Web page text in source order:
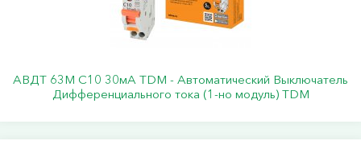
АВДТ 63М C10 30мА TDM - Автоматический Выключатель
Дифференциального тока (1-но модуль) ТDM